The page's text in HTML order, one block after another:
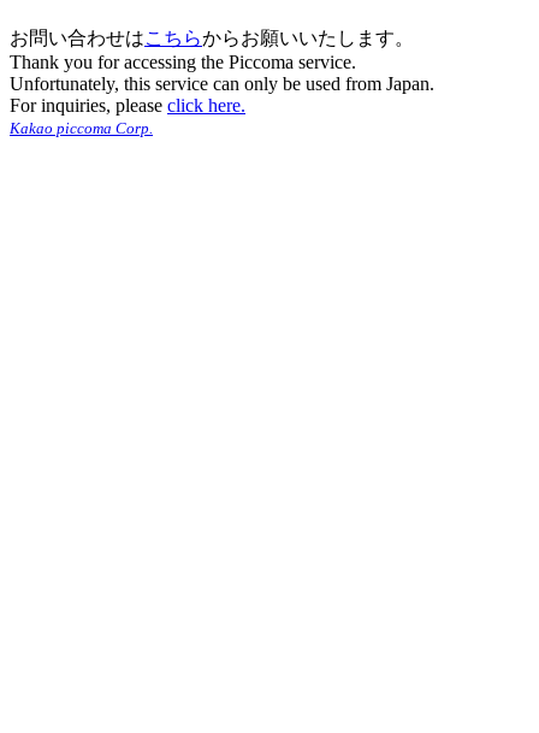
お問い合わせはこちらからお願いいたします。
Thank you for accessing the Piccoma service.
Unfortunately, this service can only be used from Japan.
For inquiries, please click here.
Kakao piccoma Corp.